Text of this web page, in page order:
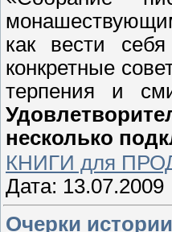
как вести
конкретные
терпения и
несколько
КНИГИ для
Дата: 13.07.2009
Очерки